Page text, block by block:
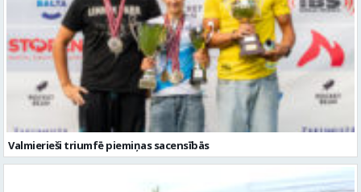
Valmierieši triumfē piemiņas sacensībās